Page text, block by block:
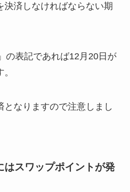
決済しなければならない期
の表記であれば12月20日が
となりますので注意しまし
スワップポイントが発